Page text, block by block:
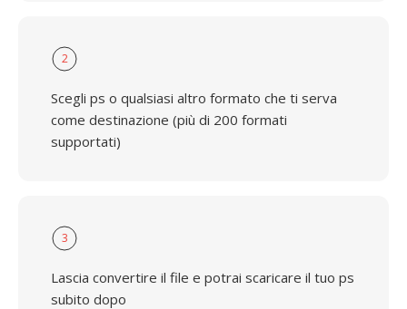
2
Scegli ps o qualsiasi altro formato che ti serva
come destinazione (più di 200 formati
supportati)
3
Lascia convertire il file e potrai scaricare il tuo ps
subito dopo